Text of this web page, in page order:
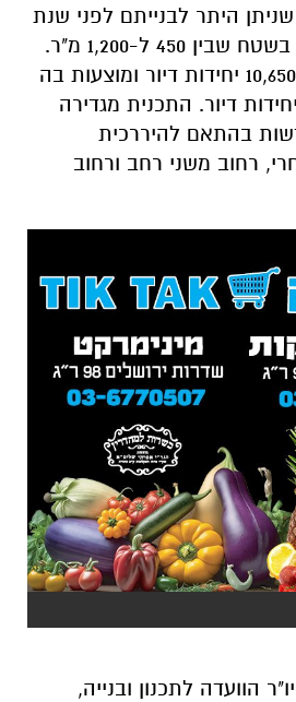
היתר לבנייתם לפני שנת
1985, בחלקות מקור בשטח שבין 450 ל-1,200 מ"ר.
התכנית חלה על כ-10,650 יחידות דיור ומוצעות בה
בסך הכל כ-25,950 יחידות דיור. התכנית מגדירה
בהתאם להיררכית
רחוב משני רחב ורחוב
הוועדה לתכנון ובנייה,